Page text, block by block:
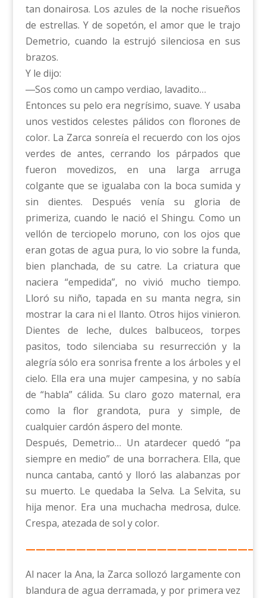
tan donairosa. Los azules de la noche risueños
de estrellas. Y de sopetón, el amor que le trajo
Demetrio, cuando la estrujó silenciosa en sus
brazos.
Y le dijo:
―Sos como un campo verdiao, lavadito…
Entonces su pelo era negrísimo, suave. Y usaba
unos vestidos celestes pálidos con florones de
color. La Zarca sonreía el recuerdo con los ojos
verdes de antes, cerrando los párpados que
fueron movedizos, en una larga arruga
colgante que se igualaba con la boca sumida y
sin dientes. Después venía su gloria de
primeriza, cuando le nació el Shingu. Como un
vellón de terciopelo moruno, con los ojos que
eran gotas de agua pura, lo vio sobre la funda,
bien planchada, de su catre. La criatura que
naciera “empedida”, no vivió mucho tiempo.
Lloró su niño, tapada en su manta negra, sin
mostrar la cara ni el llanto. Otros hijos vinieron.
Dientes de leche, dulces balbuceos, torpes
pasitos, todo silenciaba su resurrección y la
alegría sólo era sonrisa frente a los árboles y el
cielo. Ella era una mujer campesina, y no sabía
de “habla” cálida. Su claro gozo maternal, era
como la flor grandota, pura y simple, de
cualquier cardón áspero del monte.
Después, Demetrio… Un atardecer quedó “pa
siempre en medio” de una borrachera. Ella, que
nunca cantaba, cantó y lloró las alabanzas por
su muerto. Le quedaba la Selva. La Selvita, su
hija menor. Era una muchacha medrosa, dulce.
Crespa, atezada de sol y color.
Al nacer la Ana, la Zarca sollozó largamente con
blandura de agua derramada, y por primera vez